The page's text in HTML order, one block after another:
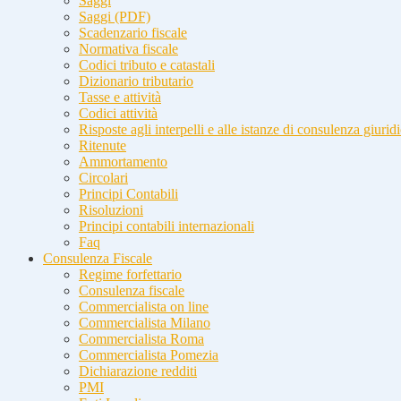
Saggi (PDF)
Scadenzario fiscale
Normativa fiscale
Codici tributo e catastali
Dizionario tributario
Tasse e attività
Codici attività
Risposte agli interpelli e alle istanze di consulenza
Ritenute
Ammortamento
Circolari
Principi Contabili
Risoluzioni
Principi contabili internazionali
Faq
Consulenza Fiscale
Regime forfettario
Consulenza fiscale
Commercialista on line
Commercialista Milano
Commercialista Roma
Commercialista Pomezia
Dichiarazione redditi
PMI